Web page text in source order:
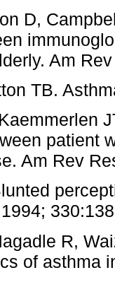
D,
Am
TB.
patient
Am Rev
R,
of asthma